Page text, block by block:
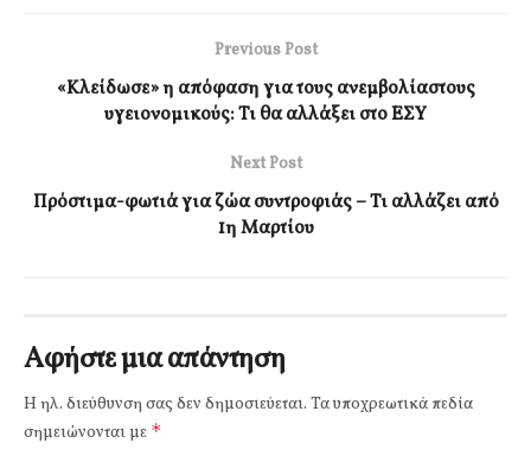
Previous Post
«Κλείδωσε» η απόφαση για τους ανεμβολίαστους
υγειονομικούς: Τι θα αλλάξει στο ΕΣΥ
Next Post
Πρόστιμα-φωτιά για ζώα συντροφιάς – Τι αλλάζει από
1η Μαρτίου
Αφήστε μια απάντηση
Η ηλ. διεύθυνση σας δεν δημοσιεύεται. Τα υποχρεωτικά πεδία
σημειώνονται με *